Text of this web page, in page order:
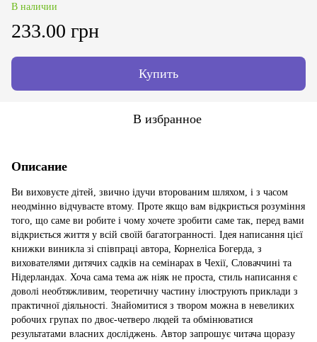
В наличии
233.00 грн
Купить
В избранное
Описание
Ви виховуєте дітей, звично ідучи второваним шляхом, і з часом
неодмінно відчуваєте втому. Проте якщо вам відкриється розуміння
того, що саме ви робите і чому хочете зробити саме так, перед вами
відкриється життя у всій своїй багатогранності. Ідея написання цієї
книжки виникла зі співпраці автора, Корнеліса Богерда, з
вихователями дитячих садків на семінарах в Чехії, Словаччині та
Нідерландах. Хоча сама тема аж ніяк не проста, стиль написання є
доволі необтяжливим, теоретичну частину ілюструють приклади з
практичної діяльності. Знайомитися з твором можна в невеликих
робочих групах по двоє-четверо людей та обмінюватися
результатами власних досліджень. Автор запрошує читача щоразу